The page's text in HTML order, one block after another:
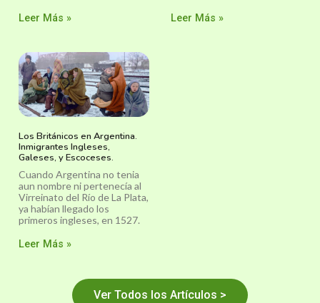
Leer Más » Leer Más »
Los Británicos en Argentina.
Inmigrantes Ingleses,
Galeses, y Escoceses.
Cuando Argentina no tenia
aun nombre ni pertenecía al
Virreinato del Río de La Plata,
ya habían llegado los
primeros ingleses, en 1527.
Leer Más »
Ver Todos los Artículos >